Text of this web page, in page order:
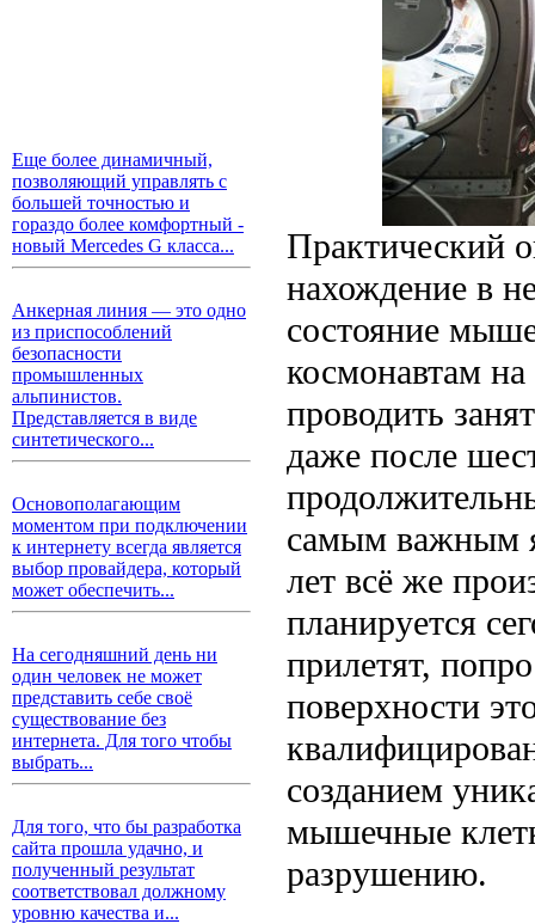
Еще более динамичный,
позволяющий управлять с
большей точностью и
гораздо более комфортный -
новый Mercedes G класса...
Анкерная линия — это одно
из приспособлений
безопасности
промышленных
альпинистов.
Представляется в виде
синтетического...
Основополагающим
моментом при подключении
к интернету всегда является
выбор провайдера, который
может обеспечить...
На сегодняшний день ни
один человек не может
представить себе своё
существование без
интернета. Для того чтобы
выбрать...
Для того, что бы разработка
сайта прошла удачно, и
полученный результат
соответствовал должному
уровню качества и...
Практический
нахождение в
состояние
космонавтам
проводить
даже после
самым важным
лет всё же
планируется
прилетят,
поверхности
созданием
мышечные
разрушению.